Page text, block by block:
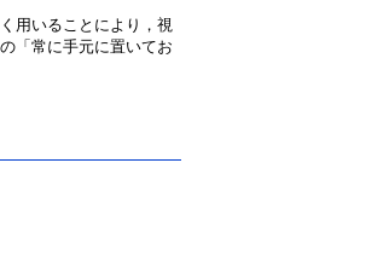
用いることにより，視
「常に手元に置いてお